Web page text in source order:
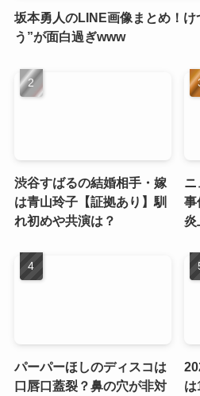
坂本勇人のLINE画像まとめ！
う”が面白過ぎwww
渋谷すばるの結婚相手・嫁
は青山玲子【証拠あり】馴
れ初めや共演は？
ニ
事
炎
パーパーほしのディスコは
口唇口蓋裂？鼻の穴が非対
は